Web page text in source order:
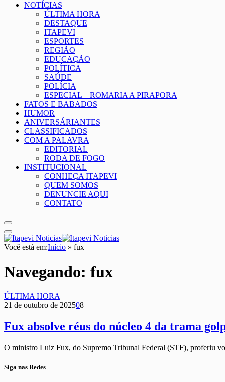
NOTÍCIAS
ÚLTIMA HORA
DESTAQUE
ITAPEVI
ESPORTES
REGIÃO
EDUCAÇÃO
POLÍTICA
SAÚDE
POLÍCIA
ESPECIAL – ROMARIA A PIRAPORA
FATOS E BABADOS
HUMOR
ANIVERSÁRIANTES
CLASSIFICADOS
COM A PALAVRA
EDITORIAL
RODA DE FOGO
INSTITUCIONAL
CONHEÇA ITAPEVI
QUEM SOMOS
DENUNCIE AQUI
CONTATO
Você está em:Início » fux
Navegando: fux
ÚLTIMA HORA
21 de outubro de 202508
Fux absolve réus do núcleo 4 da trama
O ministro Luiz Fux, do Supremo Tribunal Federal (STF), proferiu
Siga nas Redes